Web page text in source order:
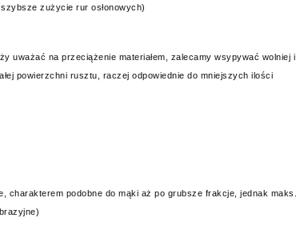
zużycie rur osłonowych)
uważać na przeciążenie materiałem, zalecamy wsypywać wolniej i
powierzchni rusztu, raczej odpowiednie do mniejszych ilości
charakterem podobne do mąki aż po grubsze frakcje, jednak maks.